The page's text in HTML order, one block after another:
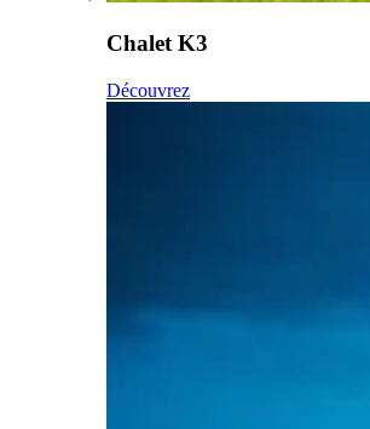
Chalet K3
Découvrez